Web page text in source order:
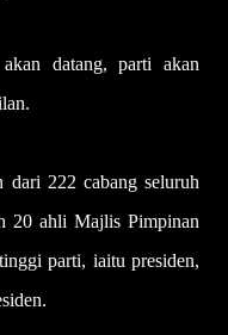
datang, parti akan
dari 222 cabang seluruh
20 ahli Majlis Pimpinan
parti, iaitu presiden,